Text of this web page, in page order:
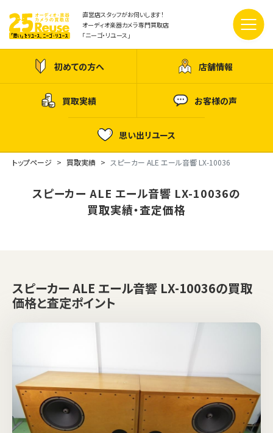
直営店スタッフがお伺いします！
オーディオ楽器カメラ専門買取店
「ニーゴ・リユース」
初めての方へ 店舗情報
買取実績 お客様の声
思い出リユース
トップページ 買取実績 スピーカー ALE エール音響 LX-10036
スピーカー ALE エール音響 LX-10036の
買取実績・査定価格
スピーカー ALE エール音響 LX-10036の買取
価格と査定ポイント